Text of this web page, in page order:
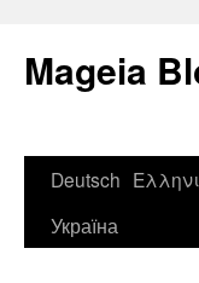
Mageia
Deutsch
Україна